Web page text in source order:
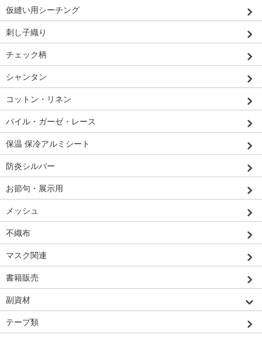
仮縫い用シーチング
刺し子織り
チェック柄
シャンタン
コットン・リネン
パイル・ガーゼ・レース
保温 保冷アルミシート
防炎シルバー
お節句・展示用
メッシュ
不織布
マスク関連
書籍販売
副資材
テープ類